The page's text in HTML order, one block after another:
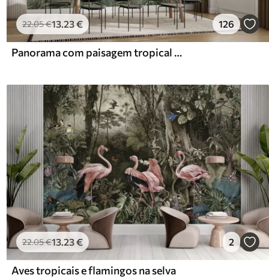
22.05€13.23€ 126
Panorama com paisagem tropical e aves
22.05€13.23€ 2
Aves tropicais e flamingos na selva